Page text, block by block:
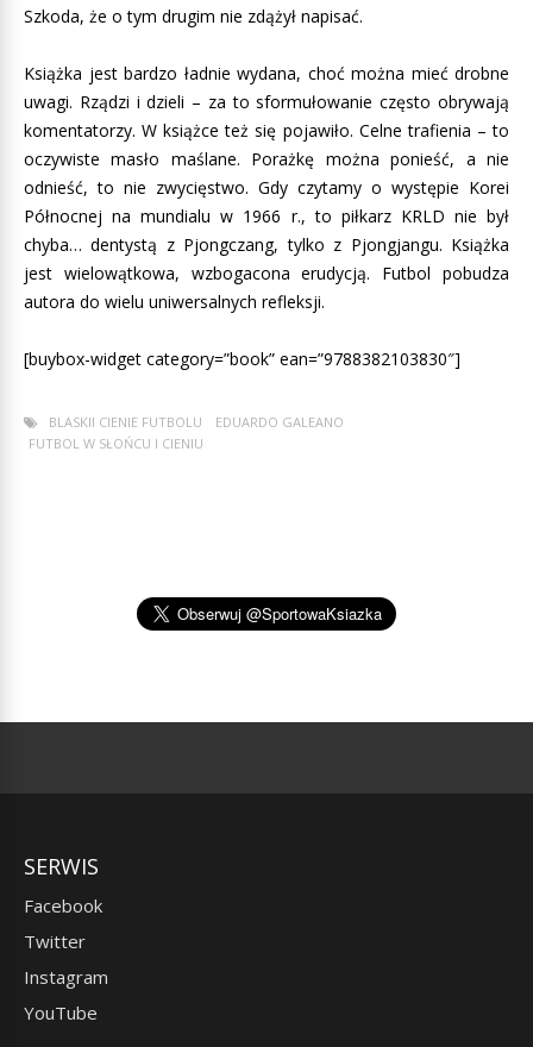
Szkoda, że o tym drugim nie zdążył napisać.
Książka jest bardzo ładnie wydana, choć można mieć drobne
uwagi. Rządzi i dzieli – za to sformułowanie często obrywają
komentatorzy. W książce też się pojawiło. Celne trafienia – to
oczywiste masło maślane. Porażkę można ponieść, a nie
odnieść, to nie zwycięstwo. Gdy czytamy o występie Korei
Północnej na mundialu w 1966 r., to piłkarz KRLD nie był
chyba… dentystą z Pjongczang, tylko z Pjongjangu. Książka
jest wielowątkowa, wzbogacona erudycją. Futbol pobudza
autora do wielu uniwersalnych refleksji.
[buybox-widget category=”book” ean=”9788382103830″]
BLASKII CIENIE FUTBOLU
EDUARDO GALEANO
FUTBOL W SŁOŃCU I CIENIU
SERWIS
Facebook
Twitter
Instagram
YouTube